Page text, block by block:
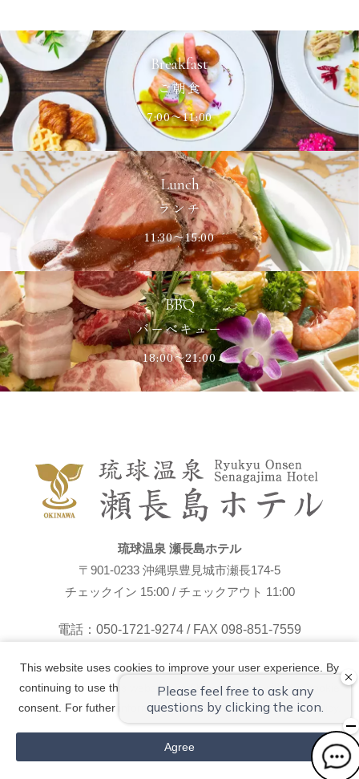
ディナーご予約 宿泊プラン
Breakfast
ご朝食
7:00〜11:00
Lunch
ランチ
11:30〜15:00
BBQ
バーベキュー
18:00〜21:00
琉球温泉 瀬長島ホテル
〒901-0233 沖縄県豊見城市瀬長174-5
チェックイン 15:00 / チェックアウト 11:00
電話：050-1721-9274 / FAX 098-851-7559
Tripadvisor
リゾーツ琉球運営ホテル一覧
This website uses cookies to improve your user experience. By
continuing to use this website, you have agreed with our cookie
consent. For futher information, please check the Private Policy
Agree